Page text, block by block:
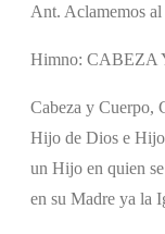
Ant. Aclamemos
Himno: CABEZA
Cabeza y Cuerpo,
Hijo de Dios e
un Hijo en quien
en su Madre ya la